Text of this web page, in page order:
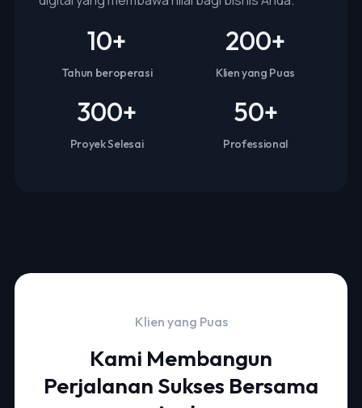
10+
Tahun beroperasi
200+
Klien yang Puas
300+
Proyek Selesai
50+
Professional
Klien yang Puas
Kami Membangun
Perjalanan Sukses Bersama